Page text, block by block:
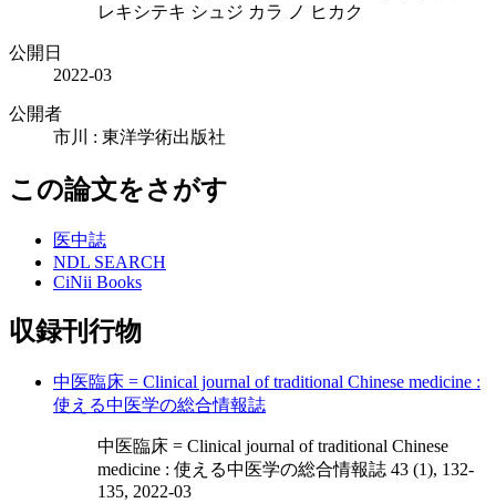
レキシテキ シュジ カラ ノ ヒカク
公開日
2022-03
公開者
市川 : 東洋学術出版社
この論文をさがす
医中誌
NDL SEARCH
CiNii Books
収録刊行物
中医臨床 = Clinical journal of traditional Chinese medicine :
使える中医学の総合情報誌
中医臨床 = Clinical journal of traditional Chinese
medicine : 使える中医学の総合情報誌 43 (1), 132-
135, 2022-03